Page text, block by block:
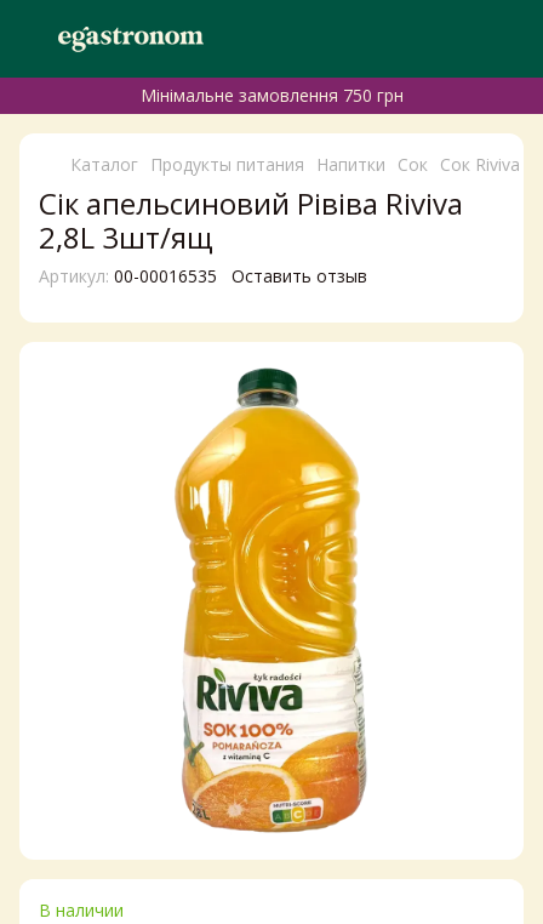
Мінімальне замовлення 750 грн
Каталог Продукты питания Напитки Сок Сок Riviva
Сік апельсиновий Рівіва Riviva
2,8L 3шт/ящ
Артикул: 00-00016535 Оставить отзыв
В наличии